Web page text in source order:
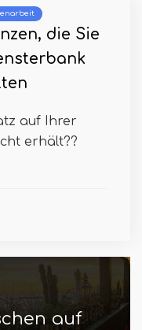
die Sie
auf Ihrer
erhält??
auf